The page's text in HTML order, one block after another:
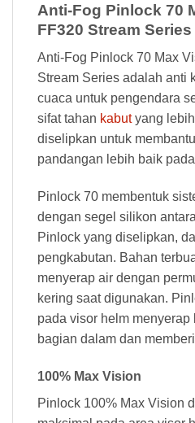
Anti-Fog Pinlock 70
FF320 Stream Series
Anti-Fog Pinlock 70 Max
Stream Series adalah anti
cuaca untuk pengendara
sifat tahan kabutyang
diselipkan untuk
pandangan lebih baik
Pinlock 70 membentuk
dengan segel silikon
Pinlock yang diselipkan,
pengkabutan. Bahan
menyerap air dengan
kering saat digunakan.
pada visor helm menyerap
bagian dalam dan
100% Max Vision
Pinlock 100% Max Vision